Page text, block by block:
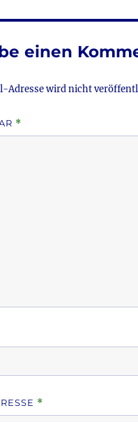
einen
Adresse wird nicht
*
*